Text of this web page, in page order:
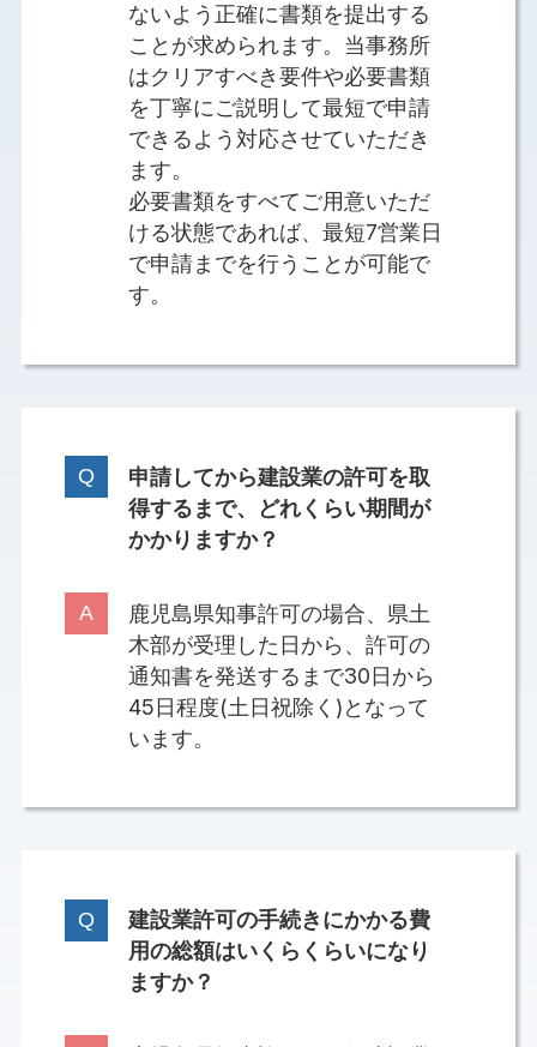
ないよう正確に書類を提出する
ことが求められます。当事務所
はクリアすべき要件や必要書類
を丁寧にご説明して最短で申請
できるよう対応させていただき
ます。
必要書類をすべてご用意いただ
ける状態であれば、最短7営業日
で申請までを行うことが可能で
す。
申請してから建設業の許可を取
得するまで、どれくらい期間が
かかりますか？
鹿児島県知事許可の場合、県土
木部が受理した日から、許可の
通知書を発送するまで30日から
45日程度(土日祝除く)となって
います。
建設業許可の手続きにかかる費
用の総額はいくらくらいになり
ますか？